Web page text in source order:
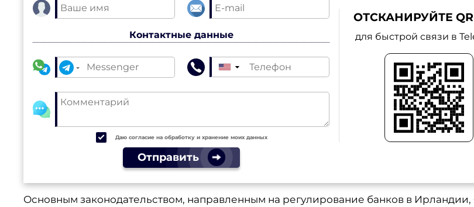
Контактные данные
▼
Даю согласие на обработку и хранение моих данных
Отправить
ОТСКАНИРУЙТЕ
для быстрой связи в
Основным законодательством, направленным на регулирование банков в Ирландии,